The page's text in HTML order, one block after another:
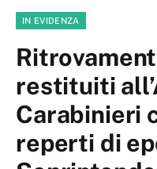
IN EVIDENZA
restituiti
Carabinieri
reperti di